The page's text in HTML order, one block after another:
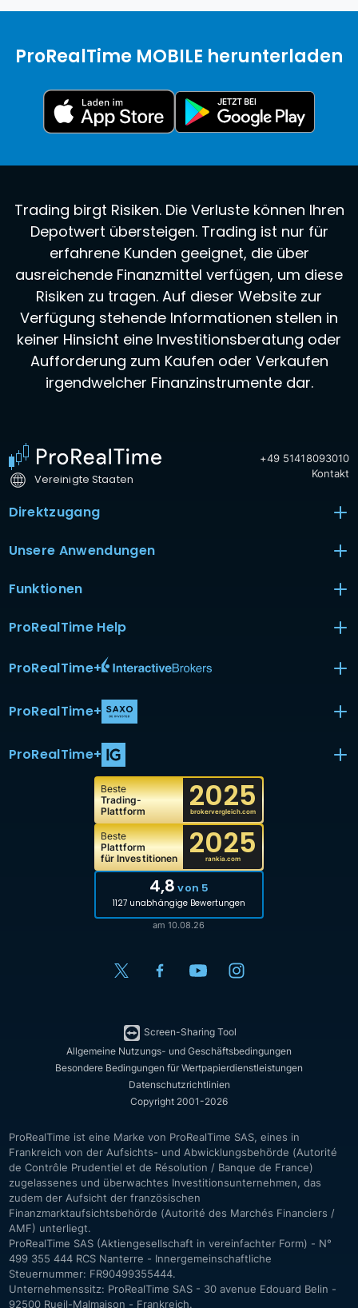
ProRealTime MOBILE herunterladen
Trading birgt Risiken. Die Verluste können Ihren
Depotwert übersteigen. Trading ist nur für
erfahrene Kunden geeignet, die über
ausreichende Finanzmittel verfügen, um diese
Risiken zu tragen. Auf dieser Website zur
Verfügung stehende Informationen stellen in
keiner Hinsicht eine Investitionsberatung oder
Aufforderung zum Kaufen oder Verkaufen
irgendwelcher Finanzinstrumente dar.
Vereinigte Staaten
+49 51418093010
Kontakt
Direktzugang
Unsere Anwendungen
Funktionen
ProRealTime Help
ProRealTime+
ProRealTime+
ProRealTime+
Beste
Trading-
Plattform
2025
brokervergleich.com
Beste
Plattform
für Investitionen
2025
rankia.com
4,8 von 5
1127 unabhängige Bewertungen
am 10.08.26
Screen-Sharing Tool
Allgemeine Nutzungs- und Geschäftsbedingungen
Besondere Bedingungen für Wertpapierdienstleistungen
Datenschutzrichtlinien
Copyright 2001-2026
ProRealTime ist eine Marke von ProRealTime SAS, eines in
Frankreich von der Aufsichts- und Abwicklungsbehörde (Autorité
de Contrôle Prudentiel et de Résolution / Banque de France)
zugelassenes und überwachtes Investitionsunternehmen, das
zudem der Aufsicht der französischen
Finanzmarktaufsichtsbehörde (Autorité des Marchés Financiers /
AMF) unterliegt.
ProRealTime SAS (Aktiengesellschaft in vereinfachter Form) - N°
499 355 444 RCS Nanterre - Innergemeinschaftliche
Steuernummer: FR90499355444.
Unternehmenssitz: ProRealTime SAS - 30 avenue Edouard Belin -
92500 Rueil-Malmaison - Frankreich.